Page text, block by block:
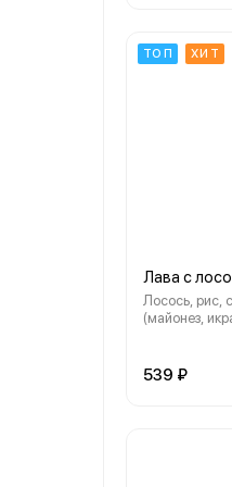
ТОП ХИТ
Лава с
Лосось, рис,
(майонез,
539 ₽